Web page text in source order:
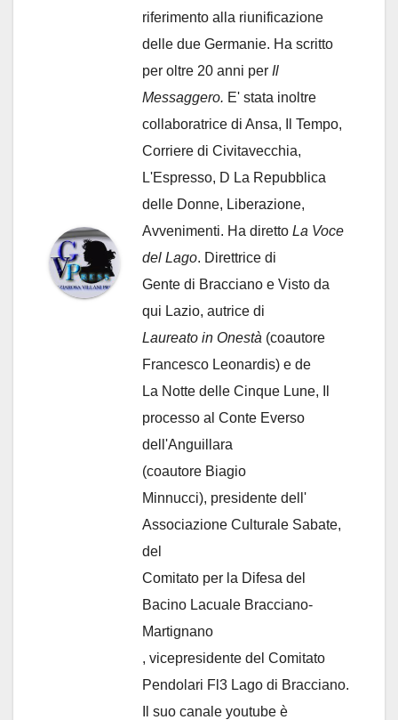
riferimento alla riunificazione
delle due Germanie. Ha scritto
per oltre 20 anni per Il
Messaggero. E' stata inoltre
collaboratrice di Ansa, Il Tempo,
Corriere di Civitavecchia,
L'Espresso, D La Repubblica
delle Donne, Liberazione,
Avvenimenti. Ha diretto La Voce
del Lago. Direttrice di
Gente di Bracciano e Visto da
qui Lazio, autrice di
Laureato in Onestà (coautore
Francesco Leonardis) e de
La Notte delle Cinque Lune, Il
processo al Conte Everso
dell'Anguillara
(coautore Biagio
Minnucci), presidente dell'
Associazione Culturale Sabate,
del
Comitato per la Difesa del
Bacino Lacuale Bracciano-
Martignano
, vicepresidente del Comitato
Pendolari Fl3 Lago di Bracciano.
Il suo canale youtube è